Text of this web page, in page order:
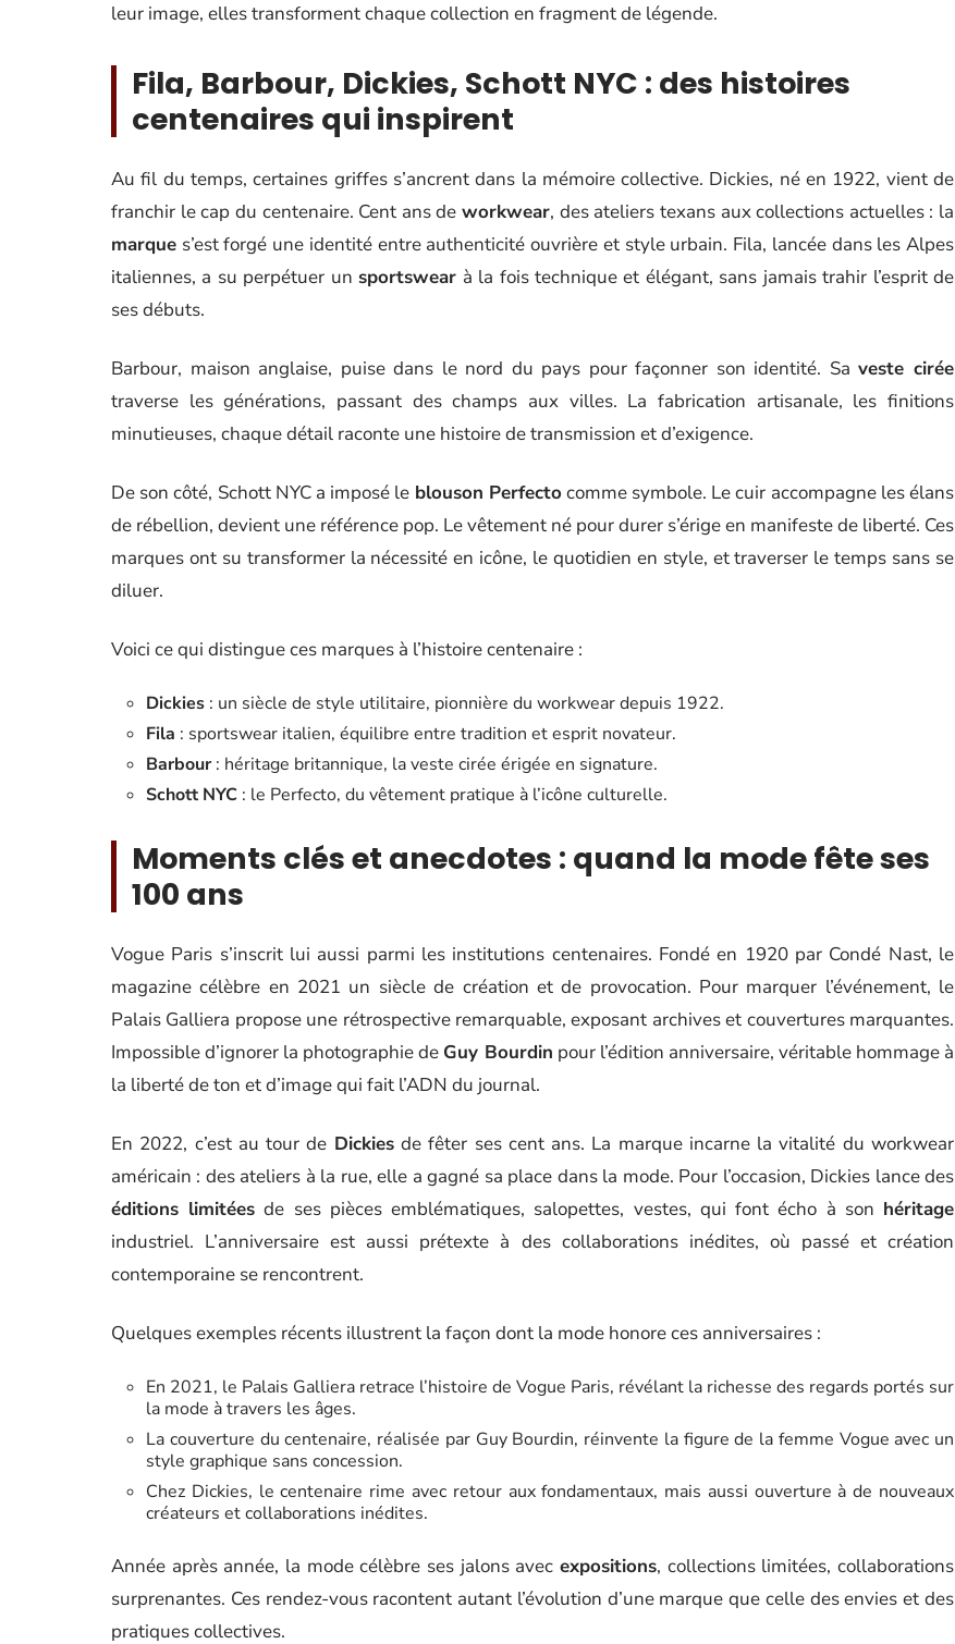
leur image, elles transforment chaque collection en fragment de légende.
Fila, Barbour, Dickies, Schott NYC : des histoires
centenaires qui inspirent
Au fil du temps, certaines griffes s’ancrent dans la mémoire collective. Dickies, né en 1922, vient de
franchir le cap du centenaire. Cent ans de workwear, des ateliers texans aux collections actuelles : la
marque s’est forgé une identité entre authenticité ouvrière et style urbain. Fila, lancée dans les Alpes
italiennes, a su perpétuer un sportswear à la fois technique et élégant, sans jamais trahir l’esprit de
ses débuts.
Barbour, maison anglaise, puise dans le nord du pays pour façonner son identité. Saveste cirée
traverse les générations, passant des champs aux villes. La fabrication artisanale, les finitions
minutieuses, chaque détail raconte une histoire de transmission et d’exigence.
De son côté, Schott NYC a imposé le blouson Perfecto comme symbole. Le cuir accompagne les élans
de rébellion, devient une référence pop. Le vêtement né pour durer s’érige en manifeste de liberté. Ces
marques ont su transformer la nécessité en icône, le quotidien en style, et traverser le temps sans se
diluer.
Voici ce qui distingue ces marques à l’histoire centenaire :
Dickies : un siècle de style utilitaire, pionnière du workwear depuis 1922.
Fila : sportswear italien, équilibre entre tradition et esprit novateur.
Barbour : héritage britannique, la veste cirée érigée en signature.
Schott NYC : le Perfecto, du vêtement pratique à l’icône culturelle.
Moments clés et anecdotes : quand la mode fête ses
100 ans
Vogue Paris s’inscrit lui aussi parmi les institutions centenaires. Fondé en 1920 par Condé Nast, le
magazine célèbre en 2021 un siècle de création et de provocation. Pour marquer l’événement, le
Palais Galliera propose une rétrospective remarquable, exposant archives et couvertures marquantes.
Impossible d’ignorer la photographie de Guy Bourdin pour l’édition anniversaire, véritable hommage à
la liberté de ton et d’image qui fait l’ADN du journal.
En 2022, c’est au tour de Dickiesde fêter ses cent ans. La marque incarne la vitalité du workwear
américain : des ateliers à la rue, elle a gagné sa place dans la mode. Pour l’occasion, Dickies lance des
éditions limitées de ses pièces emblématiques, salopettes, vestes, qui font écho à son héritage
industriel. L’anniversaire est aussi prétexte à des collaborations inédites, où passé et création
contemporaine se rencontrent.
Quelques exemples récents illustrent la façon dont la mode honore ces anniversaires :
En 2021, le Palais Galliera retrace l’histoire de Vogue Paris, révélant la richesse des regards portés sur
la mode à travers les âges.
La couverture du centenaire, réalisée par Guy Bourdin, réinvente la figure de la femme Vogue avec un
style graphique sans concession.
Chez Dickies, le centenaire rime avec retour aux fondamentaux, mais aussi ouverture à de nouveaux
créateurs et collaborations inédites.
Année après année, la mode célèbre ses jalons avec expositions, collections limitées, collaborations
surprenantes. Ces rendez-vous racontent autant l’évolution d’une marque que celle des envies et des
pratiques collectives.